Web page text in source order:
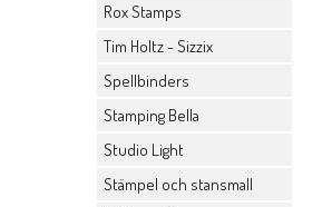
Rox Stamps
Tim Holtz - Sizzix
Spellbinders
Stamping Bella
Studio Light
Stämpel och stansmall